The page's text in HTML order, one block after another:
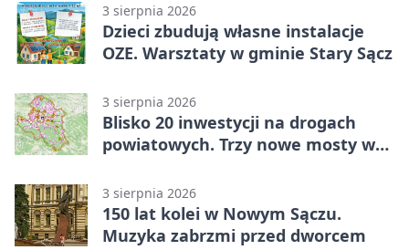
3 sierpnia 2026
Dzieci zbudują własne instalacje
OZE. Warsztaty w gminie Stary Sącz
3 sierpnia 2026
Blisko 20 inwestycji na drogach
powiatowych. Trzy nowe mosty w
3 sierpnia 2026
150 lat kolei w Nowym Sączu.
Muzyka zabrzmi przed dworcem